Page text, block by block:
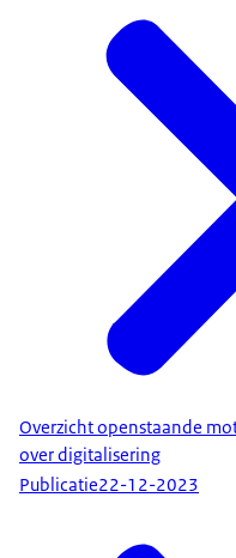
Overzicht openstaande
over digitalisering
Publicatie22-12-2023